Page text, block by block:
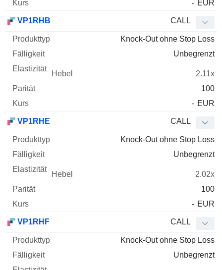
- EUR
VP1RHB CALL
Knock-Out ohne Stop Loss
Unbegrenzt
2.11x
100
- EUR
VP1RHE CALL
Knock-Out ohne Stop Loss
Unbegrenzt
2.02x
100
- EUR
VP1RHF CALL
Knock-Out ohne Stop Loss
Unbegrenzt